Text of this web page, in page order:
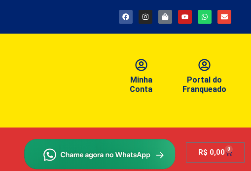
Minha
Conta
Portal do
Franqueado
R$ 0,00 0